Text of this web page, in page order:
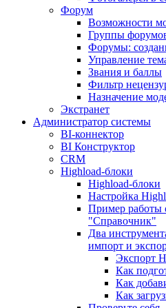
Форум
Возможности
Группы
Форумы:
Управление
Звания и баллы
Фильтр
Назначение
Экстранет
Администратор системы
BI-коннектор
BI Конструктор
CRM
Highload-блоки
Highload-блоки
Настройка
Пример работы
"Справочник"
Два
импорт и
Экспорт
Как
Как
Как